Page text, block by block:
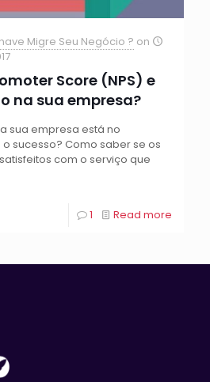
Migre Seu Negócio ? on
Score (NPS) e
na sua empresa?
sua empresa está no
sucesso? Como saber se os
com o serviço que
1 Read more